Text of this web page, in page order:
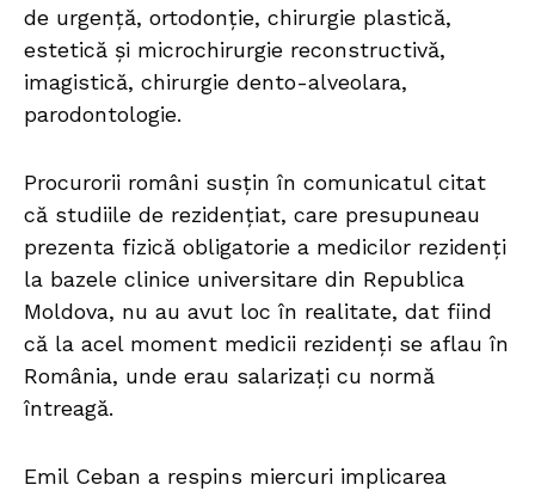
de urgență, ortodonție, chirurgie plastică,
estetică și microchirurgie reconstructivă,
imagistică, chirurgie dento-alveolara,
parodontologie.
Procurorii români susțin în comunicatul citat
că studiile de rezidențiat, care presupuneau
prezenta fizică obligatorie a medicilor rezidenți
la bazele clinice universitare din Republica
Moldova, nu au avut loc în realitate, dat fiind
că la acel moment medicii rezidenți se aflau în
România, unde erau salarizați cu normă
întreagă.
Emil Ceban a respins miercuri implicarea